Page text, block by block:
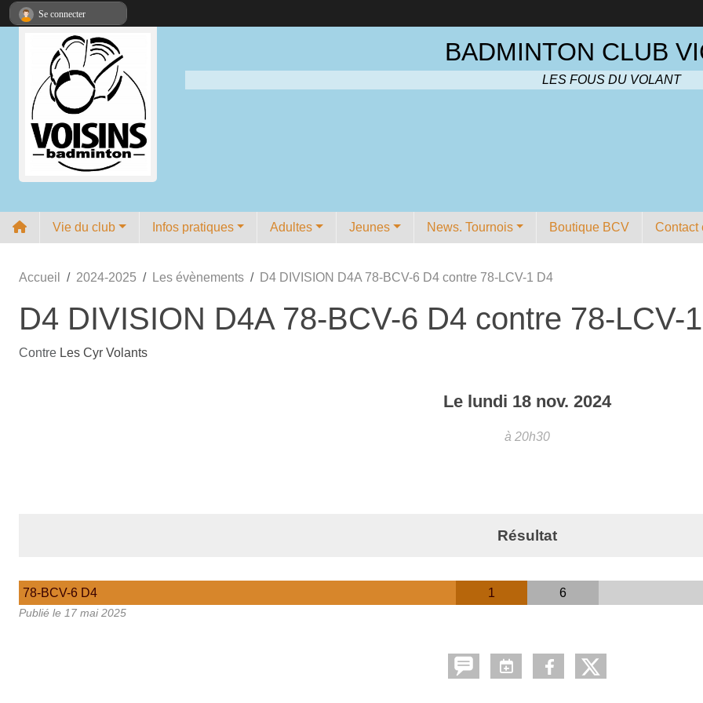
BADMINTON CLUB
LES FOUS DU VOLANT
Vie du club Infos pratiques Adultes Jeunes News. Tournois Boutique BCV Contact
Accueil 2024-2025 Les évènements D4 DIVISION D4A 78-BCV-6 D4 contre 78-LCV-1 D4
D4 DIVISION D4A 78-BCV-6 D4 contre 78-LCV-
Contre Les Cyr Volants
Le lundi 18 nov. 2024
à 20h30
Résultat
78-BCV-6 D4 1 6
Publié le 17 mai 2025
Se connecter
Panneau de gestion des cookies